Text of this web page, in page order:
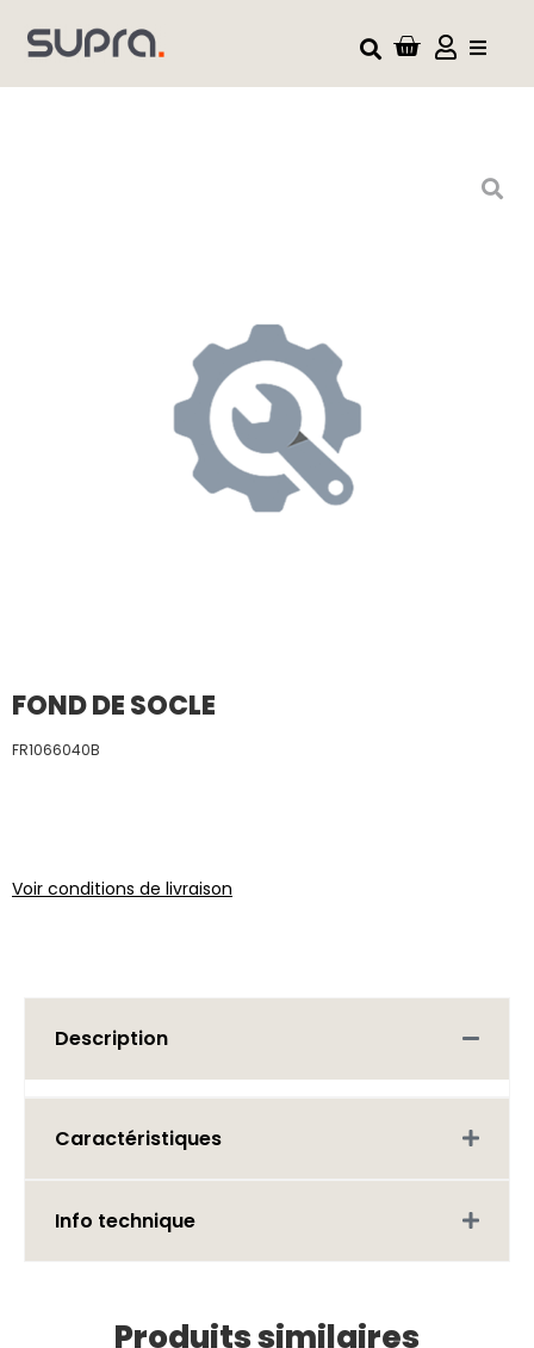
FOND DE SOCLE
FR1066040B
Voir conditions de livraison
Description
Caractéristiques
Info technique
Produits similaires